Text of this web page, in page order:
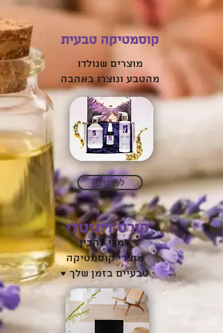
קוסמטיקה טבעית
מוצרים שנולדו
מהטבע ונוצרו באהבה
לפרטים
קורס דיגיטלי
למדי להכין
מוצרי קוסמטיקה
טבעיים בזמן שלך ♥